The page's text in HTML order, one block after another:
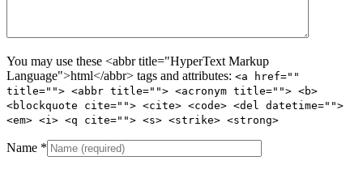
You may use these <abbr title="HyperText Markup
Language">html</abbr> tags and attributes: <a href=""
title=""> <abbr title=""> <acronym title=""> <b>
<blockquote cite=""> <cite> <code> <del datetime="">
<em> <i> <q cite=""> <s> <strike> <strong>
Name *